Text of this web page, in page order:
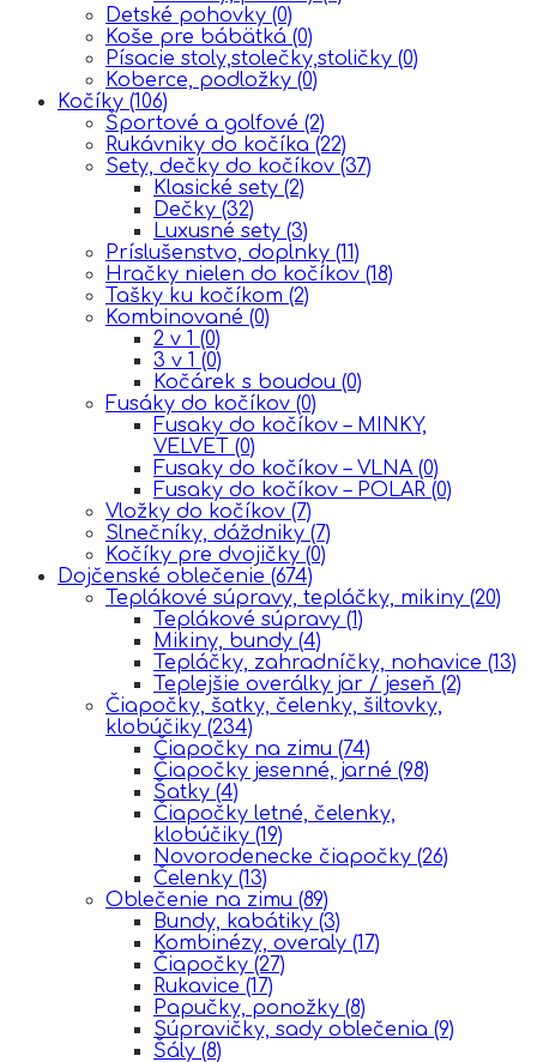
Detské pohovky (0)
Koše pre bábätká (0)
Písacie stoly,stolečky,stoličky (0)
Koberce, podložky (0)
Kočíky (106)
Športové a golfové (2)
Rukávniky do kočíka (22)
Sety, dečky do kočíkov (37)
Klasické sety (2)
Dečky (32)
Luxusné sety (3)
Príslušenstvo, doplnky (11)
Hračky nielen do kočíkov (18)
Tašky ku kočíkom (2)
Kombinované (0)
2 v 1 (0)
3 v 1 (0)
Kočárek s boudou (0)
Fusáky do kočíkov (0)
Fusaky do kočíkov – MINKY,
VELVET (0)
Fusaky do kočíkov – VLNA (0)
Fusaky do kočíkov – POLAR (0)
Vložky do kočíkov (7)
Slnečníky, dáždniky (7)
Kočíky pre dvojičky (0)
Dojčenské oblečenie (674)
Teplákové súpravy, tepláčky, mikiny (20)
Teplákové súpravy (1)
Mikiny, bundy (4)
Tepláčky, zahradníčky, nohavice (13)
Teplejšie overálky jar / jeseň (2)
Čiapočky, šatky, čelenky, šiltovky,
klobúčiky (234)
Čiapočky na zimu (74)
Čiapočky jesenné, jarné (98)
Šatky (4)
Čiapočky letné, čelenky,
klobúčiky (19)
Novorodenecke čiapočky (26)
Čelenky (13)
Oblečenie na zimu (89)
Bundy, kabátiky (3)
Kombinézy, overaly (17)
Čiapočky (27)
Rukavice (17)
Papučky, ponožky (8)
Súpravičky, sady oblečenia (9)
Šály (8)